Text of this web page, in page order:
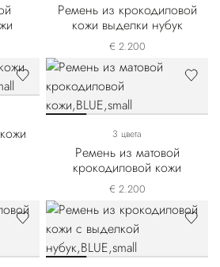
Ремень из крокодиловой
кожи выделки нубук
€ 2.200
3 цвета
Ремень из матовой
крокодиловой кожи
€ 2.200